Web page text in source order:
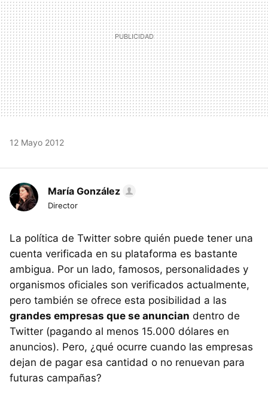
12 Mayo 2012
María González
Director
La política de Twitter sobre quién puede tener una
cuenta verificada en su plataforma es bastante
ambigua. Por un lado, famosos, personalidades y
organismos oficiales son verificados actualmente,
pero también se ofrece esta posibilidad a las
grandes empresas que se anuncian dentro de
Twitter (pagando al menos 15.000 dólares en
anuncios). Pero, ¿qué ocurre cuando las empresas
dejan de pagar esa cantidad o no renuevan para
futuras campañas?